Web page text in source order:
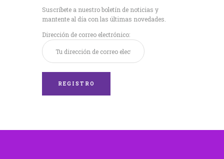
Suscríbete a nuestro boletín de noticias y
mantente al día con las últimas novedades.
Dirección de correo electrónico: